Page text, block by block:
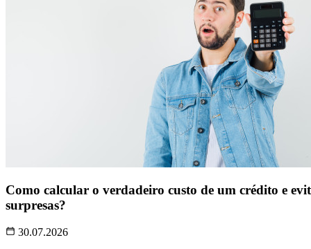
Como calcular o verdadeiro custo de um crédito e
surpresas?
30.07.2026